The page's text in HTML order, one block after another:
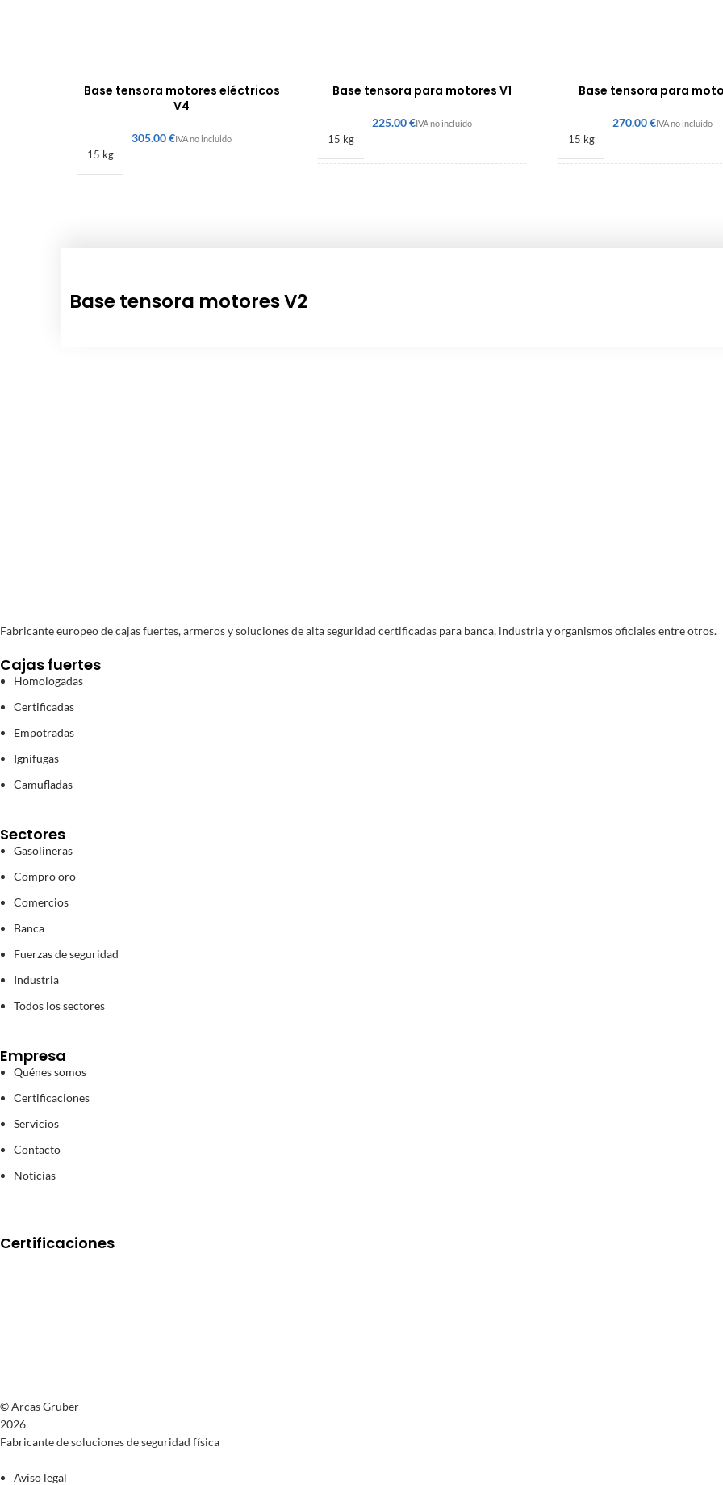
Base tensora motores eléctricos
V4
€
15 kg
Base tensora para motores V1
€
15 kg
Base tensora para
€
15 kg
Base tensora motores V2
Fabricante europeo de cajas fuertes, armeros y soluciones de alta seguridad certificadas para banca, industria y organismos oficiales entre otros.
Cajas fuertes
Homologadas
Certificadas
Empotradas
Ignífugas
Camufladas
Sectores
Gasolineras
Compro oro
Comercios
Banca
Fuerzas de seguridad
Industria
Todos los sectores
Empresa
Quénes somos
Certificaciones
Servicios
Contacto
Noticias
Certificaciones
© Arcas Gruber
2026
Fabricante de soluciones de seguridad física
Aviso legal